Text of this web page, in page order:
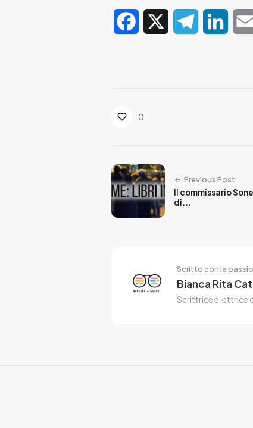
Facebook Telegram
0
Previous Post
Il commissario
di...
Scritto con la
Bianca Rita
Scrittrice e lettrice